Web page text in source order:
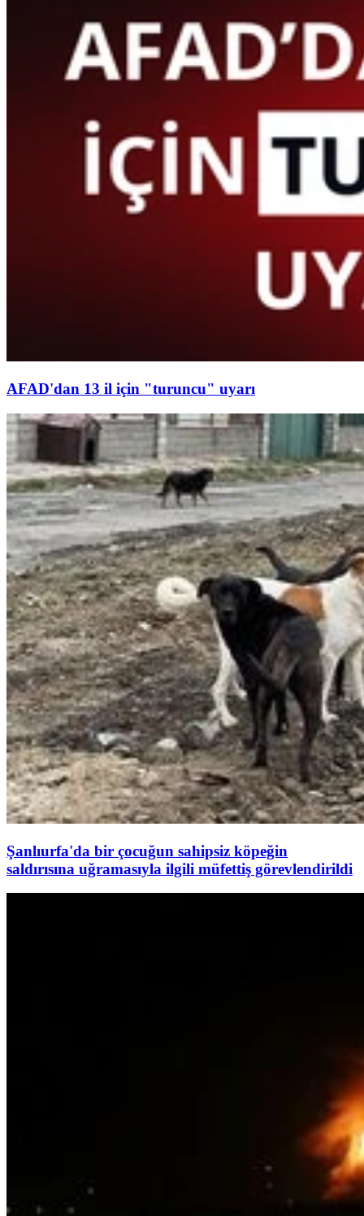
AFAD'dan 13 il için "turuncu" uyarı
Şanlıurfa'da bir çocuğun sahipsiz köpeğin
saldırısına uğramasıyla ilgili müfettiş görevlendirildi